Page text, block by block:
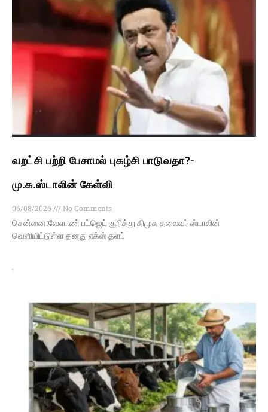
வறட்சி பற்றி பேசாமல் புகழ்சி பாடுவதா?-
மு.க.ஸ்டாலின் கேள்வி
06/08/2026
No Comments
சென்னை:வேளாண் பட்ஜெட் குறித்து திமுக தலைவர் ஸ்டாலின்
வெளியிட்டுள்ள தனது எக்ஸ் தளப்